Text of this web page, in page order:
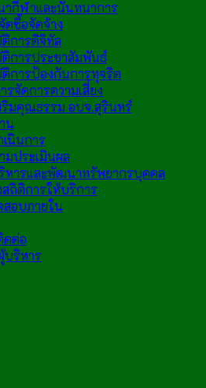
กีฬาและนันทนาการ
ดซื้อจัดจ้าง
การดิจิทัล
การประชาสัมพันธ์
การป้องกันการทุจริต
จัดการความเสี่ยง
ริมคุณธรรม อบจ.สุรินทร์
น
นินการ
มประเมินผล
หารและพัฒนาทรัพยากรบุคคล
สถิติการให้บริการ
สอบภายใน
ดต่อ
บริหาร